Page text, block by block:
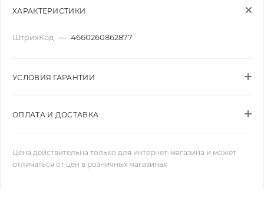
ХАРАКТЕРИСТИКИ
ШтрихКод — 4660260862877
УСЛОВИЯ ГАРАНТИИ
ОПЛАТА И ДОСТАВКА
Цена действительна только для интернет-магазина и может
отличаться от цен в розничных магазинах